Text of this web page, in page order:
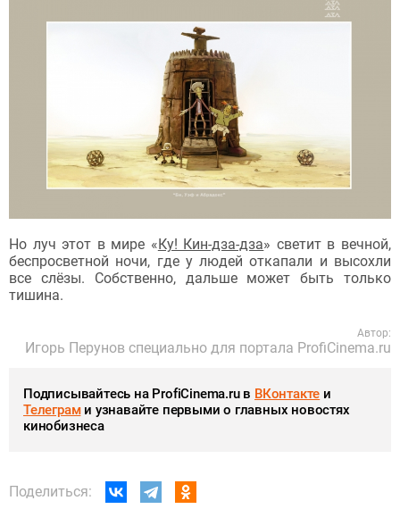
Но луч этот в мире «Ку! Кин-дза-дза» светит в вечной,
беспросветной ночи, где у людей откапали и высохли
все слёзы. Cобственно, дальше может быть только
тишина.
Автор:
Игорь Перунов специально для портала ProfiCinema.ru
Подписывайтесь на ProfiCinema.ru в ВКонтакте и
Телеграми узнавайте первыми о главных новостях
кинобизнеса
Поделиться: